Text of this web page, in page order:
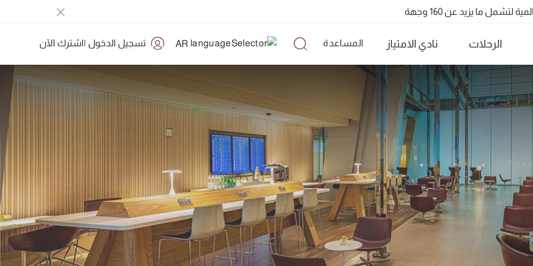
ما يزيد عن 160 وجهة
الرحلات نادي الامتياز المساعدة AR تسجيل الدخول |اشترك الآن